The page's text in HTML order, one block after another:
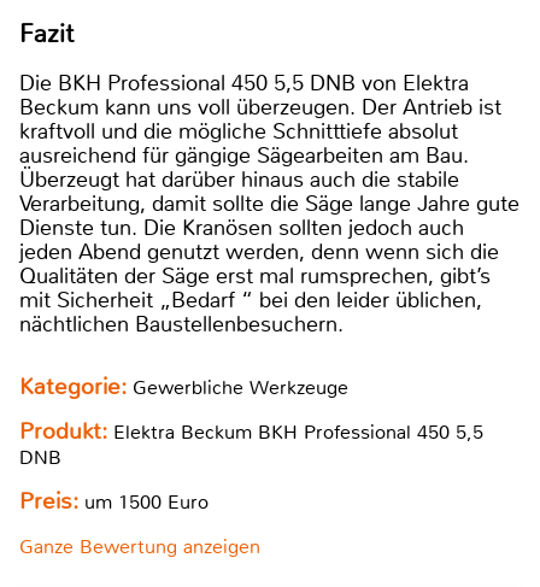
Fazit
Die BKH Professional 450 5,5 DNB von Elektra
Beckum kann uns voll überzeugen. Der Antrieb ist
kraftvoll und die mögliche Schnitttiefe absolut
ausreichend für gängige Sägearbeiten am Bau.
Überzeugt hat darüber hinaus auch die stabile
Verarbeitung, damit sollte die Säge lange Jahre gute
Dienste tun. Die Kranösen sollten jedoch auch
jeden Abend genutzt werden, denn wenn sich die
Qualitäten der Säge erst mal rumsprechen, gibt’s
mit Sicherheit „Bedarf “ bei den leider üblichen,
nächtlichen Baustellenbesuchern.
Kategorie: Gewerbliche Werkzeuge
Produkt: Elektra Beckum BKH Professional 450 5,5
DNB
Preis: um 1500 Euro
Ganze Bewertung anzeigen